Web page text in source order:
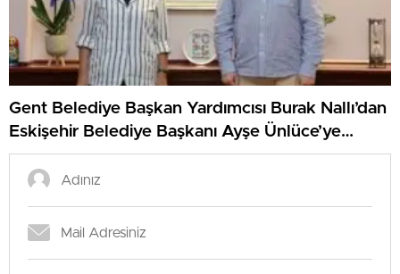
Gent Belediye Başkan Yardımcısı Burak Nallı’dan
Eskişehir Belediye Başkanı Ayşe Ünlüce’ye
ziyaret